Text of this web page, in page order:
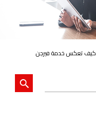
كيف تعكس خدمة فيرجن